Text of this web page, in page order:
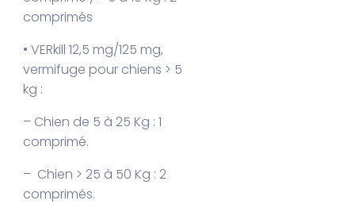
comprimés
• VERkill 12,5 mg/125 mg,
vermifuge pour chiens > 5
kg :
– Chien de 5 à 25 Kg : 1
comprimé.
– Chien > 25 à 50 Kg : 2
comprimés.